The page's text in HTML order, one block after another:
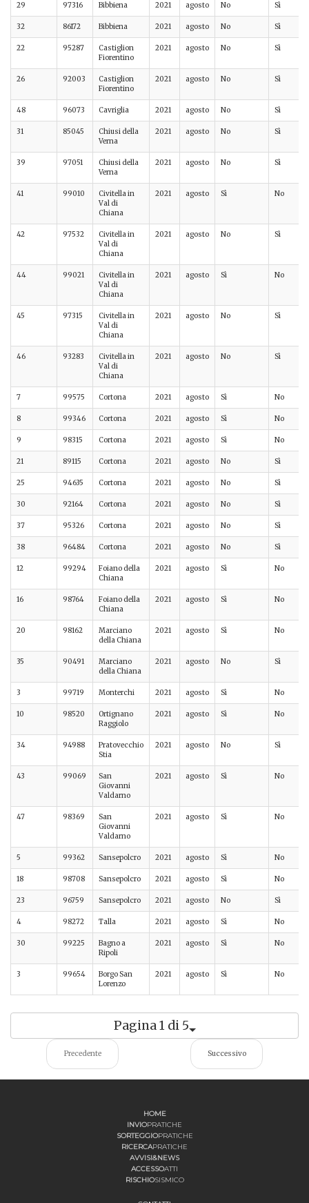
29 97316 Bibbiena 2021 agosto No Sì
32 86172 Bibbiena 2021 agosto No Sì
22 95287
Castiglion
Fiorentino
2021 agosto No Sì
26 92003
Castiglion
Fiorentino
2021 agosto No Sì
48 96073 Cavriglia 2021 agosto No Sì
31 85045
Chiusi della
Verna
2021 agosto No Sì
39 97051
Chiusi della
Verna
2021 agosto No Sì
41 99010
Civitella in
Val di
Chiana
2021 agosto Sì No
42 97532
Civitella in
Val di
Chiana
2021 agosto No Sì
44 99021
Civitella in
Val di
Chiana
2021 agosto Sì No
45 97315
Civitella in
Val di
Chiana
2021 agosto No Sì
46 93283
Civitella in
Val di
Chiana
2021 agosto No Sì
7 99575 Cortona 2021 agosto Sì No
8 99346 Cortona 2021 agosto Sì No
9 98315 Cortona 2021 agosto Sì No
21 89115 Cortona 2021 agosto No Sì
25 94635 Cortona 2021 agosto No Sì
30 92164 Cortona 2021 agosto No Sì
37 95326 Cortona 2021 agosto No Sì
38 96484 Cortona 2021 agosto No Sì
12 99294
Foiano della
Chiana
2021 agosto Sì No
16 98764
Foiano della
Chiana
2021 agosto Sì No
20 98162
Marciano
della Chiana
2021 agosto Sì No
35 90491
Marciano
della Chiana
2021 agosto No Sì
3 99719 Monterchi 2021 agosto Sì No
10 98520
Ortignano
Raggiolo
2021 agosto Sì No
34 94988
Pratovecchio
Stia
2021 agosto No Sì
43 99069
San
Giovanni
Valdarno
2021 agosto Sì No
47 98369
San
Giovanni
Valdarno
2021 agosto Sì No
5 99362 Sansepolcro 2021 agosto Sì No
18 98708 Sansepolcro 2021 agosto Sì No
23 96759 Sansepolcro 2021 agosto No Sì
4 98272 Talla 2021 agosto Sì No
30 99225
Bagno a
Ripoli
2021 agosto Sì No
3 99654
Borgo San
Lorenzo
2021 agosto Sì No
Pagina 1 di 5
Precedente Successivo
HOME
INVIOPRATICHE
SORTEGGIOPRATICHE
RICERCAPRATICHE
AVVISI&NEWS
ACCESSOATTI
RISCHIOSISMICO